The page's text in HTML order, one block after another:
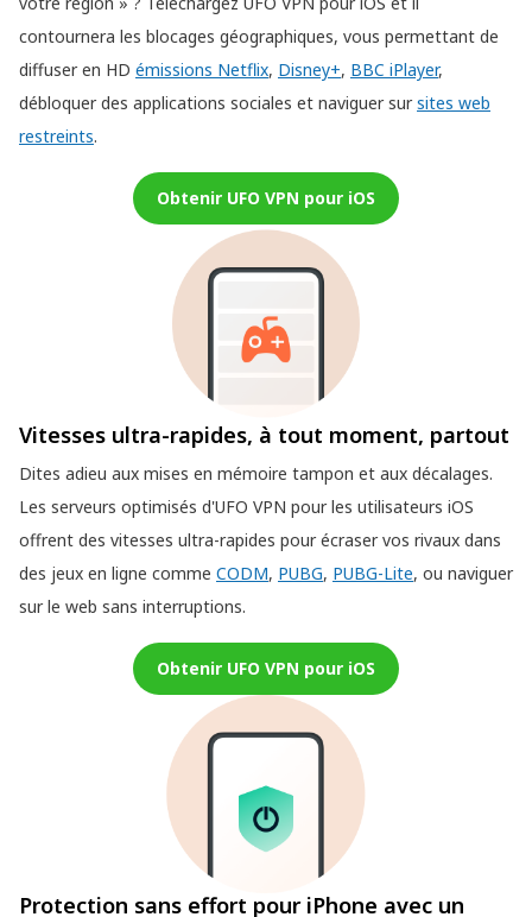
contournera les blocages géographiques, vous permettant de
diffuser en HD émissions Netflix, Disney+, BBC iPlayer,
débloquer des applications sociales et naviguer sursites web
restreints.
Obtenir UFO VPN pour iOS
Vitesses ultra-rapides, à tout moment, partout
Dites adieu aux mises en mémoire tampon et aux décalages.
Les serveurs optimisés d'UFO VPN pour les utilisateurs iOS
offrent des vitesses ultra-rapides pour écraser vos rivaux dans
des jeux en ligne comme CODM, PUBG, PUBG-Lite, ou naviguer
sur le web sans interruptions.
Obtenir UFO VPN pour iOS
Protection sans effort pour iPhone avec un